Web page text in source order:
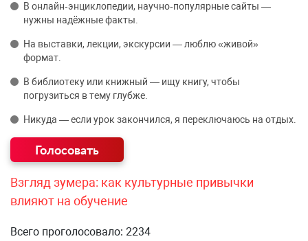
В онлайн‑энциклопедии, научно‑популярные сайты —
нужны надёжные факты.
На выставки, лекции, экскурсии — люблю «живой»
формат.
В библиотеку или книжный — ищу книгу, чтобы
погрузиться в тему глубже.
Никуда — если урок закончился, я переключаюсь на отдых.
Взгляд зумера: как культурные привычки
влияют на обучение
Всего проголосовало: 2234